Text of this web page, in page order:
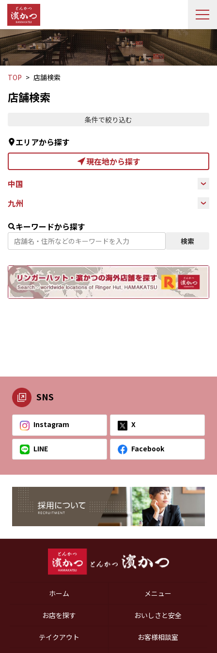
とんかつ 濵かつ
メ
TOP 店舗検索
店舗検索
条件で絞り込む
エリアから探す
現在地から探す
中国
広島県
九州
福岡県 熊本県
佐賀県 大分県 鹿児島県
キーワードから探す
検索
SNS
Instagram X
LINE Facebook
ホーム メニュー
お店を探す おいしさと安全
テイクアウト お客様相談室